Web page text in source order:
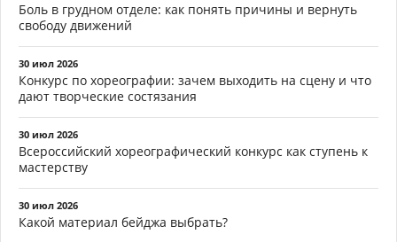
Боль в грудном отделе: как понять причины и вернуть
свободу движений
30 июл 2026
Конкурс по хореографии: зачем выходить на сцену и что
дают творческие состязания
30 июл 2026
Всероссийский хореографический конкурс как ступень к
мастерству
30 июл 2026
Какой материал бейджа выбрать?